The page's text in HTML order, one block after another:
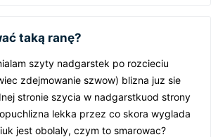
taką ranę?
szyty nadgarstek po rozcieciu
zdejmowanie szwow) blizna juz sie
stronie szycia w nadgarstkuod strony
lekka przez co skora wyglada
jest obolaly, czym to smarowac?